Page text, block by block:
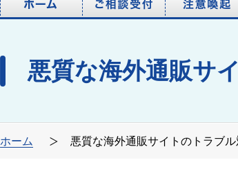
悪質な海外通販サ
ホーム 悪質な海外通販サイトのトラブ